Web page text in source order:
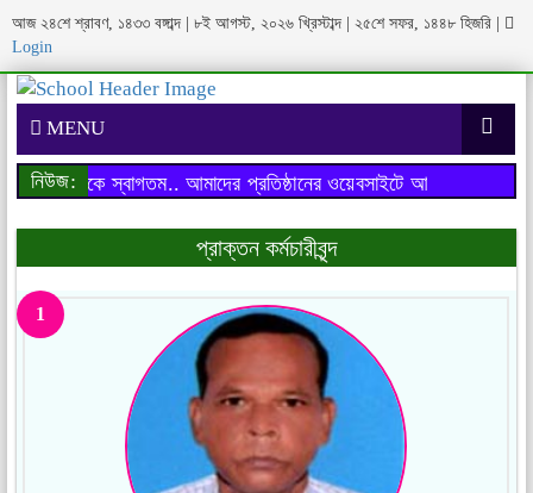
আজ ২৪শে শ্রাবণ, ১৪৩৩ বঙ্গাব্দ | ৮ই আগস্ট, ২০২৬ খ্রিস্টাব্দ | ২৫শে সফর, ১৪৪৮ হিজরি
Login
MENU
নিউজ: আমাদের প্রতিষ্ঠানের ওয়েবসাইটে আপনাকে স্বাগতম..
আপনাকে স্বাগতম..
প্রাক্তন কর্মচারীবৃন্দ
1